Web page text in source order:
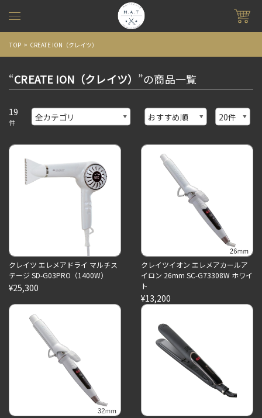
TOP CREATE ION（クレイツ）
“CREATE ION（クレイツ） ”の商品一覧
19
件
クレイツ エレメアドライ マルチス
テージ SD-G03PRO（1400W）
¥25,300
クレイツイオン エレメアカールア
イロン 26mm SC-G73308W ホワイ
ト
¥13,200